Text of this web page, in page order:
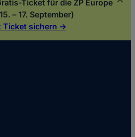
Ticket für die ZP Europe
– 17. September)
Ticket sichern ->